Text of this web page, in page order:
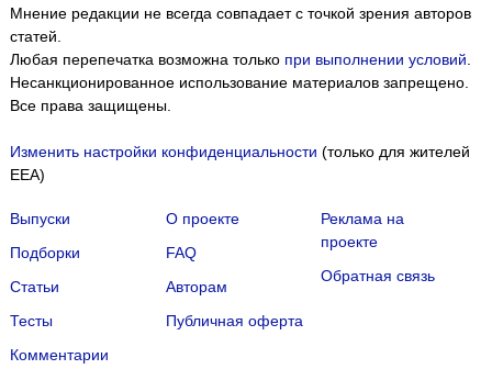
Мнение редакции не всегда совпадает с точкой зрения авторов
статей.
Любая перепечатка возможна только при выполнении условий
Несанкционированное использование материалов запрещено.
Все права защищены.
Изменить настройки конфиденциальности (только для жителей
EEA)
Выпуски
Подборки
Статьи
Тесты
Комментарии
О проекте
FAQ
Авторам
Публичная оферта
Реклама на
проекте
Обратная связь